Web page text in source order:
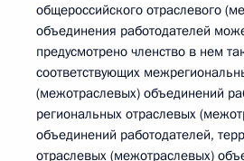
общероссийского отраслевого
объединения работодателей
предусмотрено членство в нем
соответствующих
(межотраслевых) объединений
региональных отраслевых
объединений работодателей,
отраслевых (межотраслевых)